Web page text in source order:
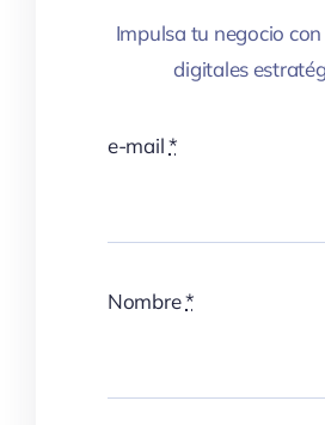
Impulsa tu negocio
digitales
e-mail*
Nombre*